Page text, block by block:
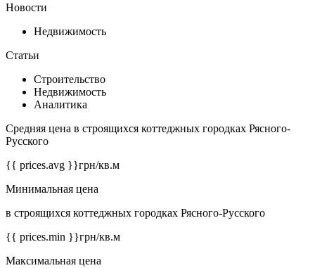
Новости
Недвижимость
Статьи
Строительство
Недвижимость
Аналитика
Средняя цена в строящихся коттеджных городках Рясного-
Русского
{{ prices.avg }}грн/кв.м
Минимальная цена
в строящихся коттеджных городках Рясного-Русского
{{ prices.min }}грн/кв.м
Максимальная цена